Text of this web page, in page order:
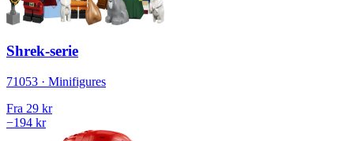
Shrek-serie
71053 · Minifigures
Fra 29 kr
−194 kr